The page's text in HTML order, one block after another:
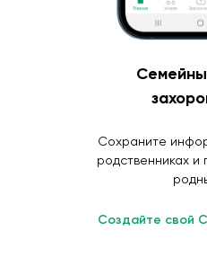
Сохраните
родственниках и
Создайте свой